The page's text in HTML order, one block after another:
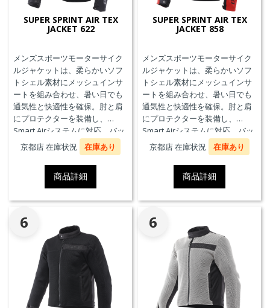
SUPER SPRINT AIR TEX
JACKET 622
メンズスポーツモーターサイク
ルジャケットは、柔らかいソフ
トシェル素材にメッシュインサ
ートを組み合わせ、暑い日でも
通気性と快適性を確保。肘と肩
にプロテクターを装備し、
Smart Airシステムに対応。バッ
クプロテクターおよびチェスト
プロテクターにも対応していま
京都店 在庫状況 在庫あり
商品詳細
SUPER SPRINT AIR TEX
JACKET 858
メンズスポーツモーターサイク
ルジャケットは、柔らかいソフ
トシェル素材にメッシュインサ
ートを組み合わせ、暑い日でも
通気性と快適性を確保。肘と肩
にプロテクターを装備し、
Smart Airシステムに対応。バッ
クプロテクターおよびチェスト
プロテクターにも対応していま
京都店 在庫状況 在庫あり
商品詳細
6 6